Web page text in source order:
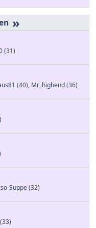
»
(31)
(40), Mr_highend(36)
Suppe(32)
(33)